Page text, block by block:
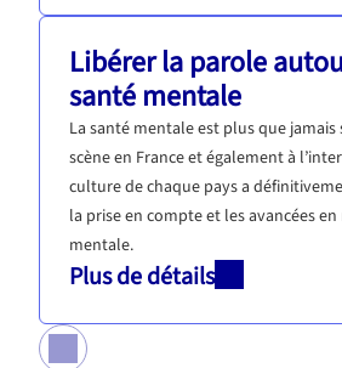
Libérer la parole
santé mentale
La santé mentale est plus que
scène en France et également à
culture de chaque pays a
la prise en compte et les avancées
mentale.
Plus de détails